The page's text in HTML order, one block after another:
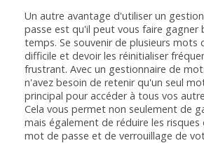
Un autre avantage d'utiliser un
passe est qu'il peut vous faire gagner
temps. Se souvenir de plusieurs mots
difficile et devoir les réinitialiser
frustrant. Avec un gestionnaire de
n'avez besoin de retenir qu'un seul
principal pour accéder à tous vos
Cela vous permet non seulement de
mais également de réduire les
mot de passe et de verrouillage de